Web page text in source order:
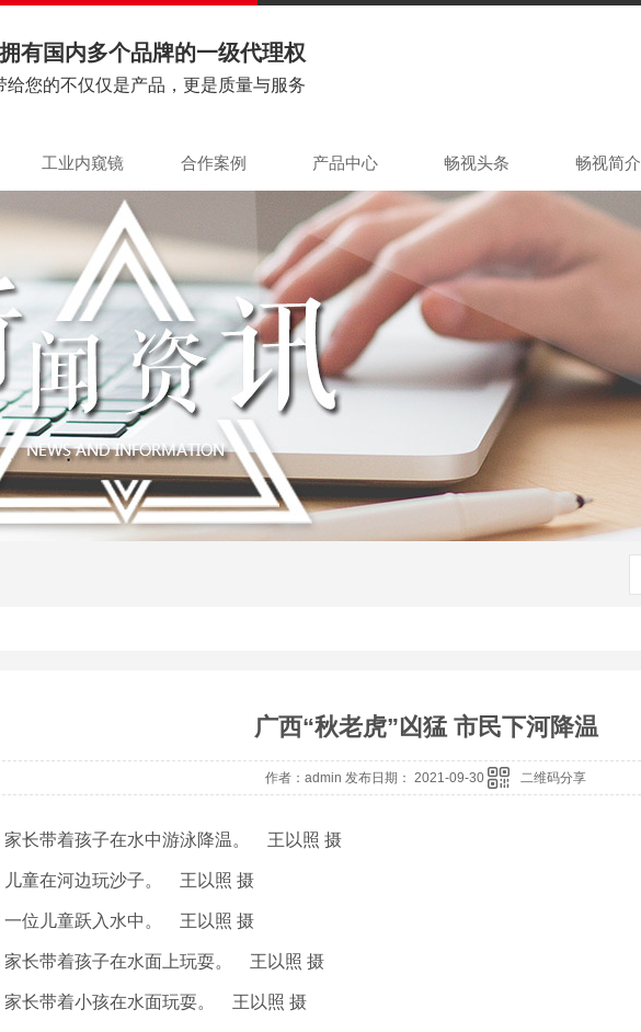
有国内多个品牌的一级代理权
给您的不仅仅是产品，更是质量与服务
工业内窥镜 合作案例 产品中心 畅视头条 畅视简介
广西“秋老虎”凶猛 市民下河降温
作者：admin 发布日期： 2021-09-30 二维码分享
家长带着孩子在水中游泳降温。 王以照 摄
儿童在河边玩沙子。 王以照 摄
一位儿童跃入水中。 王以照 摄
家长带着孩子在水面上玩耍。 王以照 摄
家长带着小孩在水面玩耍。 王以照 摄